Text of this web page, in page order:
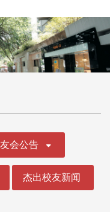
会公告
杰出校友新闻